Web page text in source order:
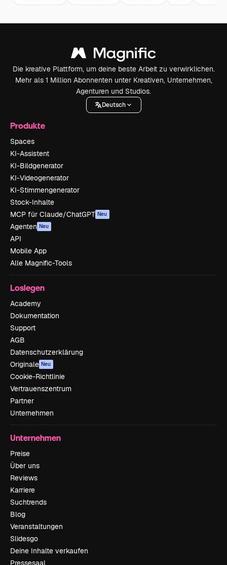
Die kreative Plattform, um deine beste Arbeit zu verwirklichen.
Mehr als 1 Million Abonnenten unter Kreativen, Unternehmen,
Agenturen und Studios.
Deutsch
Produkte
Spaces
KI-Assistent
KI-Bildgenerator
KI-Videogenerator
KI-Stimmengenerator
Stock-Inhalte
MCP für Claude/ChatGPT Neu
Agenten Neu
API
Mobile App
Alle Magnific-Tools
Loslegen
Academy
Dokumentation
Support
AGB
Datenschutzerklärung
Originale Neu
Cookie-Richtlinie
Vertrauenszentrum
Partner
Unternehmen
Unternehmen
Preise
Über uns
Reviews
Karriere
Suchtrends
Blog
Veranstaltungen
Slidesgo
Deine Inhalte verkaufen
Pressesaal